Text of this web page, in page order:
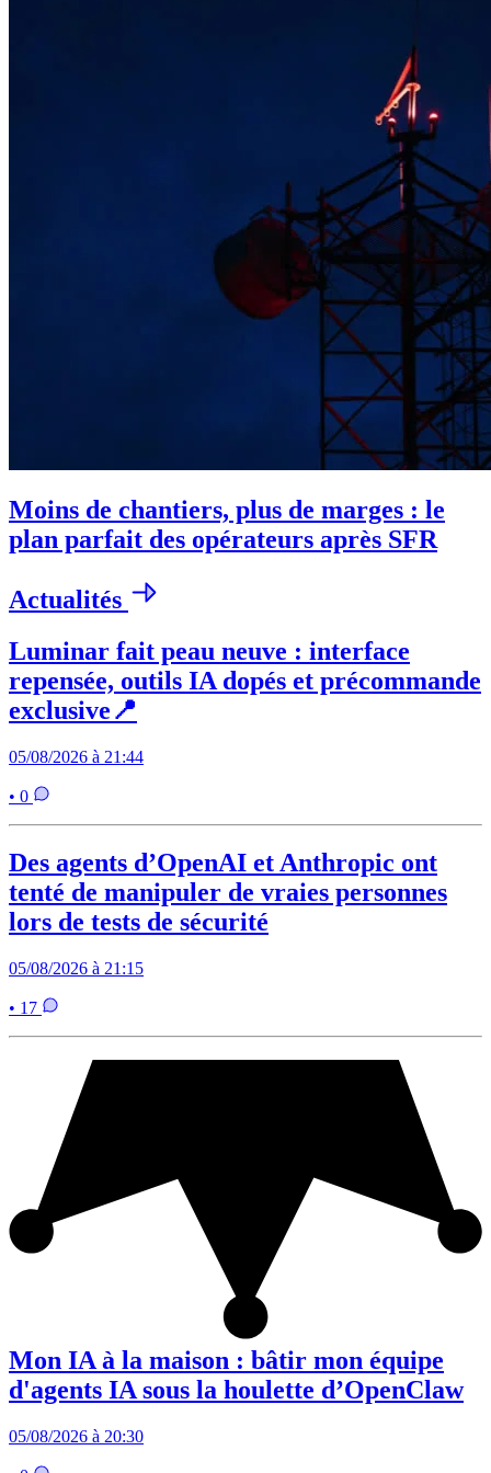
Moins de chantiers, plus de marges : le
plan parfait des opérateurs après SFR
Actualités
Luminar fait peau neuve : interface
repensée, outils IA dopés et précommande
exclusive📍
05/08/2026 à 21:44
• 0
Des agents d’OpenAI et Anthropic ont
tenté de manipuler de vraies personnes
lors de tests de sécurité
05/08/2026 à 21:15
• 17
Mon IA à la maison : bâtir mon équipe
d'agents IA sous la houlette d’OpenClaw
05/08/2026 à 20:30